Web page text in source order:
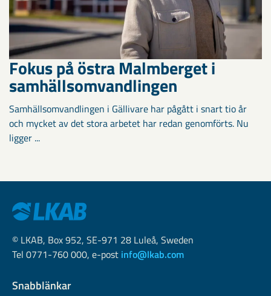
Fokus på östra Malmberget i
samhällsomvandlingen
Samhällsomvandlingen i Gällivare har pågått i snart tio år
och mycket av det stora arbetet har redan genomförts. Nu
ligger ...
© LKAB, Box 952, SE-971 28 Luleå, Sweden
Tel 0771-760 000, e-post info@lkab.com
Snabblänkar